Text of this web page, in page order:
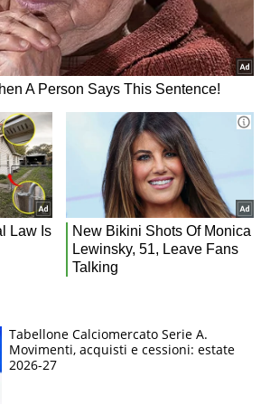
Tabellone Calciomercato Serie A.
Movimenti, acquisti e cessioni: estate
2026-27